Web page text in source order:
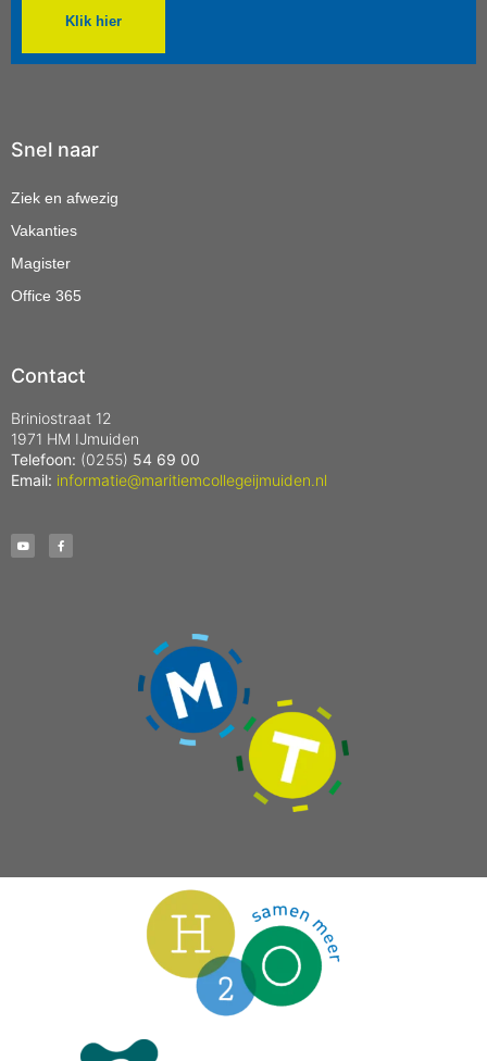
Klik hier
Snel naar
Ziek en afwezig
Vakanties
Magister
Office 365
Contact
Briniostraat 12
1971 HM IJmuiden
Telefoon: (0255) 54 69 00
Email: informatie@maritiemcollegeijmuiden.nl